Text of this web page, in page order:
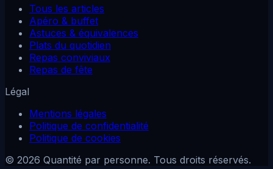
Tous les articles
Apéro & buffet
Astuces & équivalences
Plats du quotidien
Repas conviviaux
Repas de fête
Légal
Mentions légales
Politique de confidentialité
Politique de cookies
© 2026 Quantité par personne. Tous droits réservés.